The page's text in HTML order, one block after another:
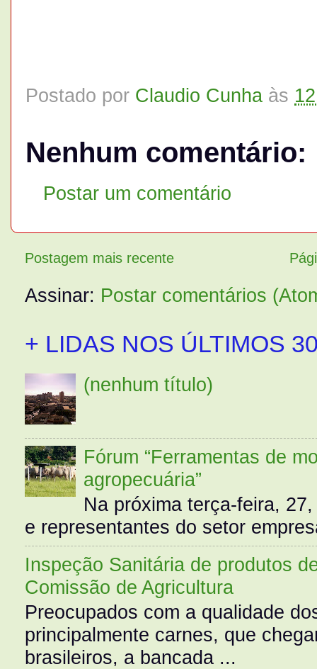
Postado por Claudio Cunha às
Nenhum comentário:
Postar um comentário
Postagem mais recente
Assinar: Postar comentários
+ LIDAS NOS ÚLTIMOS
(nenhum título)
Fórum “Ferramentas de
agropecuária”
Na próxima terça-feira,
e representantes do setor
Inspeção Sanitária de produtos
Comissão de Agricultura
Preocupados com a qualidade
principalmente carnes, que
brasileiros, a bancada ...